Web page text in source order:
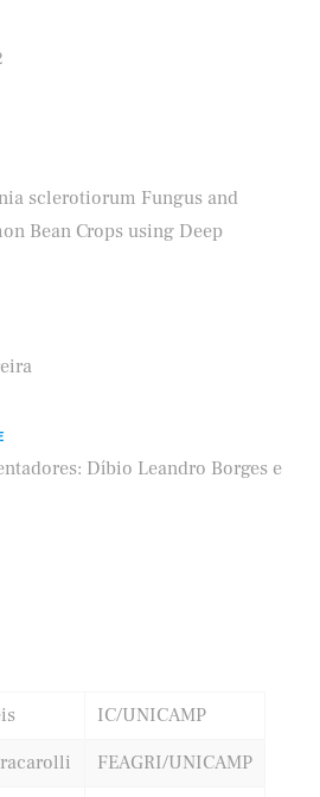
sclerotiorum Fungus and
Bean Crops using Deep
Díbio Leandro Borges e
IC/UNICAMP
FEAGRI/UNICAMP